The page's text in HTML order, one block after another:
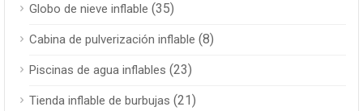
Globo de nieve inflable (35)
Cabina de pulverización inflable (8)
Piscinas de agua inflables (23)
Tienda inflable de burbujas (21)